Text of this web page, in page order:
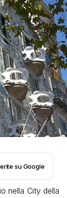
su Google
nella City della